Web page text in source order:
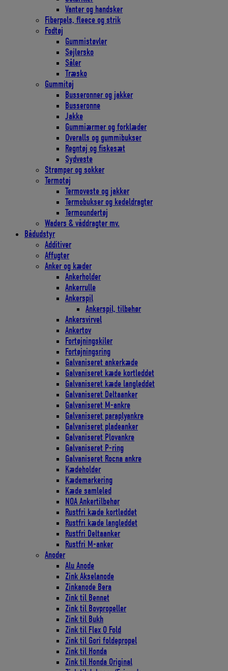
Vanter og handsker
Fiberpels, fleece og strik
Fodtøj
Gummistøvler
Sejlersko
Såler
Træsko
Gummitøj
Busseronner og jakker
Busseronne
Jakke
Gummiærmer og forklæder
Overalls og gummibukser
Regntøj og fiskesæt
Sydveste
Strømper og sokker
Termotøj
Termoveste og jakker
Termobukser og kedeldragter
Termoundertøj
Waders & våddragter mv.
Bådudstyr
Additiver
Affugter
Anker og kæder
Ankerholder
Ankerrulle
Ankerspil
Ankerspil, tilbehør
Ankersvirvel
Ankertov
Fortøjningskiler
Fortøjningsring
Galvaniseret ankerkæde
Galvaniseret kæde kortleddet
Galvaniseret kæde langleddet
Galvaniseret Deltaanker
Galvaniseret M-ankre
Galvaniseret paraplyankre
Galvaniseret pladeanker
Galvaniseret Plovankre
Galvaniseret P-ring
Galvaniseret Rocna ankre
Kædeholder
Kædemarkering
Kæde samleled
NOA Ankertilbehør
Rustfri kæde kortleddet
Rustfri kæde langleddet
Rustfri Deltaanker
Rustfri M-anker
Anoder
Alu Anode
Zink Akselanode
Zinkanode Bera
Zink til Bennet
Zink til Bovpropeller
Zink til Bukh
Zink til Flex O Fold
Zink til Gori foldepropel
Zink til Honda
Zink til Honda Original